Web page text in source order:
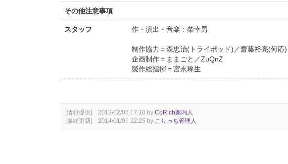
その他注意事項
スタッフ 作・演出・音楽：柴幸男
制作協力＝森忠治(トライポッド)／齋藤裕亮(何応)
企画制作＝ままごと／ZuQnZ
製作総指揮＝宮永琢生
[情報提供] 2013/02/05 17:10 by CoRich案内人
[最終更新] 2014/01/06 22:25 by こりっち管理人